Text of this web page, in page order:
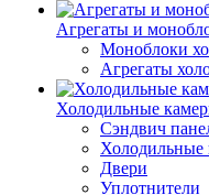
Агрегаты и
Моноблоки
Агрегаты
Холодильные
Сэндвич
Холодильные
Двери
Уплотнители